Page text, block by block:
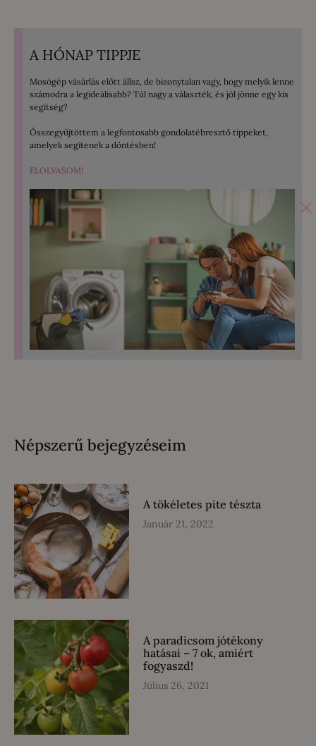
A HÓNAP TIPPJE
Mosógép vásárlás előtt állsz, de bizonytalan vagy, hogy melyik lenne
számodra a legideálisabb? Túl nagy a választék, és jól jönne egy kis
segítség?
Összegyűjtöttem a legfontosabb gondolatébresztő tippeket,
amelyek segítenek a döntésben!
ELOLVASOM!
×
Népszerű bejegyzéseim
A tökéletes pite tészta
Január 21, 2022
A paradicsom jótékony
hatásai – 7 ok, amiért
fogyaszd!
Július 26, 2021